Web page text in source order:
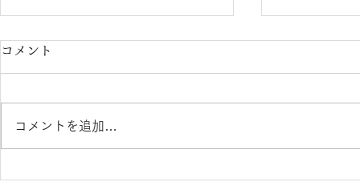
カリーノ菊陽店 通常営業再
イオンタウ
コメント
コメントを追加…